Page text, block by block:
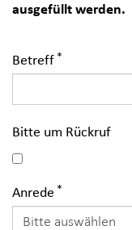
ausgefüllt werden.
Betreff
Bitte um Rückruf
Anrede